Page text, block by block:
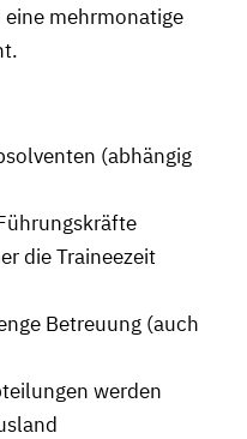
mehrmonatige
(abhängig
die Traineezeit
Betreuung (auch
werden